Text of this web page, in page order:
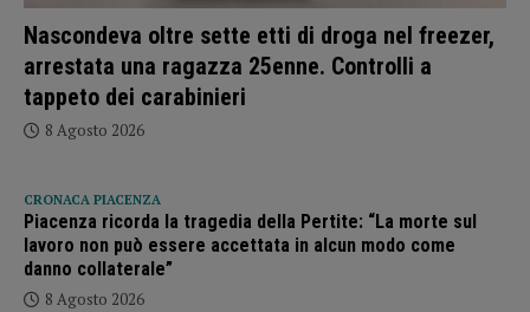
Nascondeva oltre sette etti di droga nel freezer,
arrestata una ragazza 25enne. Controlli a
tappeto dei carabinieri
8 Agosto 2026
CRONACA PIACENZA
Piacenza ricorda la tragedia della Pertite: “La morte sul
lavoro non può essere accettata in alcun modo come
danno collaterale”
8 Agosto 2026